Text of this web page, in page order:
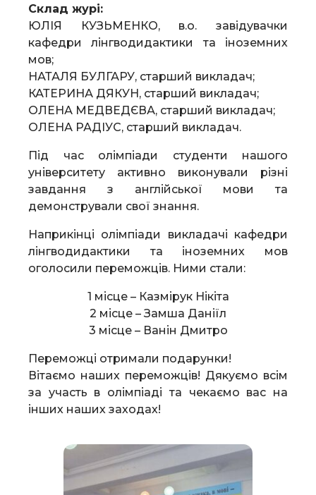
Склад журі:
ЮЛІЯ КУЗЬМЕНКО, в.о. завідувачки
кафедри лінгводидактики та іноземних
мов;
НАТАЛЯ БУЛГАРУ, старший викладач;
КАТЕРИНА ДЯКУН, старший викладач;
ОЛЕНА МЕДВЕДЄВА, старший викладач;
ОЛЕНА РАДІУС, старший викладач.
Під час олімпіади студенти нашого
університету активно виконували різні
завдання з англійської мови та
демонстрували свої знання.
Наприкінці олімпіади викладачі кафедри
лінгводидактики та іноземних мов
оголосили переможців. Ними стали:
1 місце – Казмірук Нікіта
2 місце – Замша Даніїл
3 місце – Ванін Дмитро
Переможці отримали подарунки!
Вітаємо наших переможців! Дякуємо всім
за участь в олімпіаді та чекаємо вас на
інших наших заходах!